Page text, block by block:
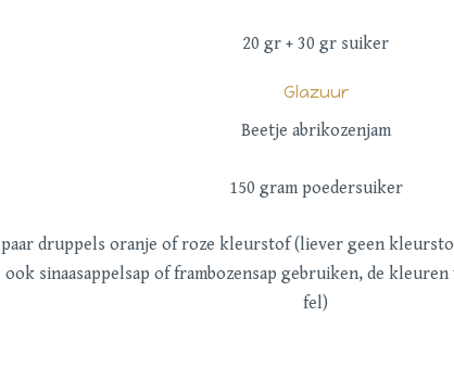
20 gr + 30 gr suiker
Glazuur
Beetje abrikozenjam
150 gram poedersuiker
paar druppels oranje of roze kleurstof (liever geen
ook sinaasappelsap of frambozensap gebruiken, de
fel)